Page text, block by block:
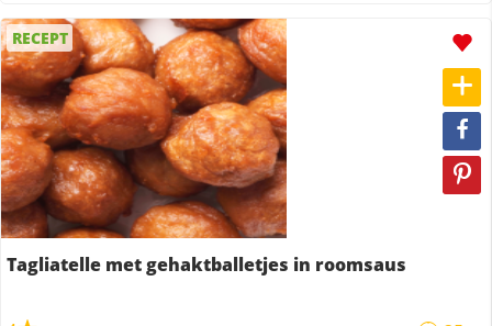
RECEPT
Tagliatelle met gehaktballetjes in roomsaus